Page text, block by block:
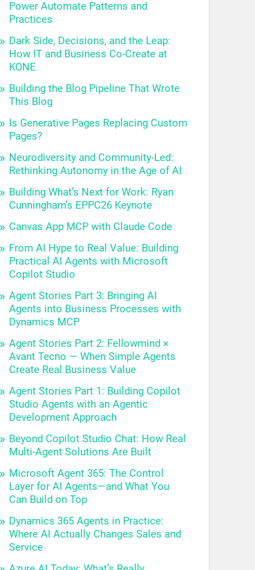
Power Automate Patterns and
Practices
Dark Side, Decisions, and the Leap:
How IT and Business Co-Create at
KONE
Building the Blog Pipeline That Wrote
This Blog
Is Generative Pages Replacing Custom
Pages?
Neurodiversity and Community-Led:
Rethinking Autonomy in the Age of AI
Building What’s Next for Work: Ryan
Cunningham’s EPPC26 Keynote
Canvas App MCP with Claude Code
From AI Hype to Real Value: Building
Practical AI Agents with Microsoft
Copilot Studio
Agent Stories Part 3: Bringing AI
Agents into Business Processes with
Dynamics MCP
Agent Stories Part 2: Fellowmind ×
Avant Tecno — When Simple Agents
Create Real Business Value
Agent Stories Part 1: Building Copilot
Studio Agents with an Agentic
Development Approach
Beyond Copilot Studio Chat: How Real
Multi-Agent Solutions Are Built
Microsoft Agent 365: The Control
Layer for AI Agents—and What You
Can Build on Top
Dynamics 365 Agents in Practice:
Where AI Actually Changes Sales and
Service